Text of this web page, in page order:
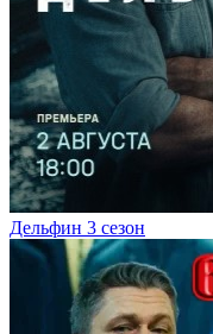
Дельфин 3 сезон